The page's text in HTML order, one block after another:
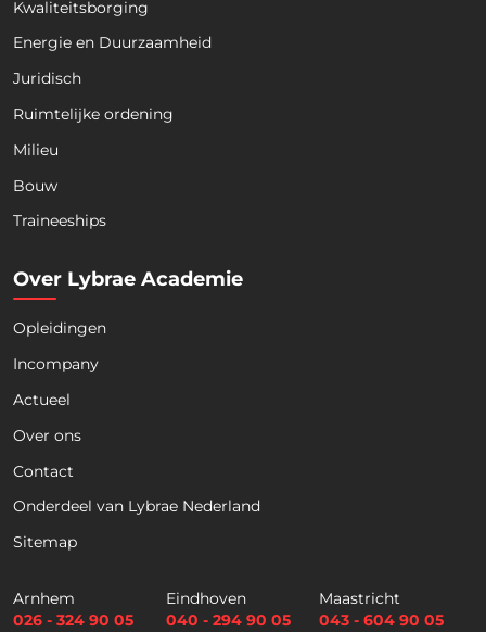
Kwaliteitsborging
Energie en Duurzaamheid
Juridisch
Ruimtelijke ordening
Milieu
Bouw
Traineeships
Over Lybrae Academie
Opleidingen
Incompany
Actueel
Over ons
Contact
Onderdeel van Lybrae Nederland
Sitemap
Arnhem
026 - 324 90 05
Eindhoven
040 - 294 90 05
Maastricht
043 - 604 90 05
Telefoon
m
a